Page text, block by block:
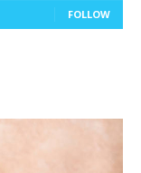
FOLLOW